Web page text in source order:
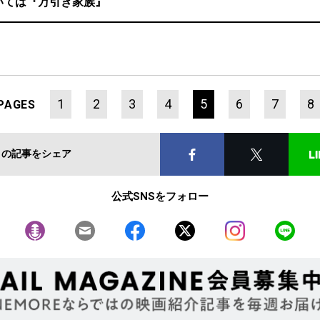
1 2 3 4 5 6 7 8
記事をシェア
公式SNSをフォロー